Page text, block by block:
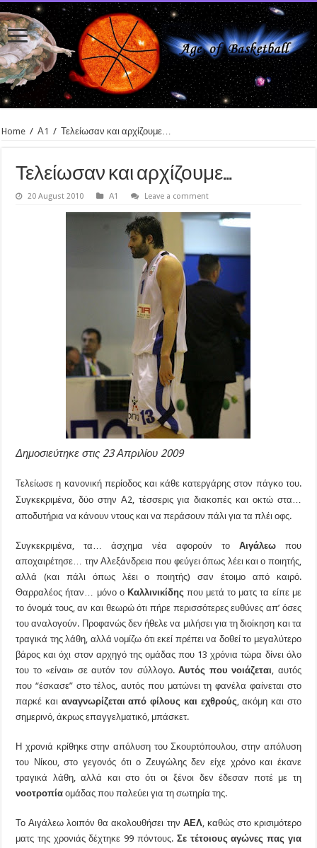
Home / Α1 / Τελείωσαν και αρχίζουμε…
Τελείωσαν και αρχίζουμε…
20 August 2010 Α1 Leave a comment
Δημοσιεύτηκε στις 23 Απριλίου 2009
Τελείωσε η κανονική περίοδος και κάθε κατεργάρης στον πάγκο του.
Συγκεκριμένα, δύο στην Α2, τέσσερις για διακοπές και οκτώ στα…
αποδυτήρια να κάνουν ντους και να περάσουν πάλι για τα πλέι οφς.
Συγκεκριμένα, τα… άσχημα νέα αφορούν το Αιγάλεω που
αποχαιρέτησε… την Αλεξάνδρεια που φεύγει όπως λέει και ο ποιητής,
αλλά (και πάλι όπως λέει ο ποιητής) σαν έτοιμο από καιρό.
Θαρραλέος ήταν… μόνο ο Καλλινικίδης που μετά το ματς τα είπε με
το όνομά τους, αν και θεωρώ ότι πήρε περισσότερες ευθύνες απ’ όσες
του αναλογούν. Προφανώς δεν ήθελε να μιλήσει για τη διοίκηση και τα
τραγικά της λάθη, αλλά νομίζω ότι εκεί πρέπει να δοθεί το μεγαλύτερο
βάρος και όχι στον αρχηγό της ομάδας που 13 χρόνια τώρα δίνει όλο
του το «είναι» σε αυτόν τον σύλλογο.Αυτός που νοιάζεται, αυτός
που “έσκασε” στο τέλος, αυτός που ματώνει τη φανέλα φαίνεται στο
παρκέ και αναγνωρίζεται από φίλους και εχθρούς, ακόμη και στο
σημερινό, άκρως επαγγελματικό, μπάσκετ.
Η χρονιά κρίθηκε στην απόλυση του Σκουρτόπουλου, στην απόλυση
του Νίκου, στο γεγονός ότι ο Ζευγώλης δεν είχε χρόνο και έκανε
τραγικά λάθη, αλλά και στο ότι οι ξένοι δεν έδεσαν ποτέ με τη
νοοτροπίαομάδας που παλεύει για τη σωτηρία της.
Το Αιγάλεω λοιπόν θα ακολουθήσει την ΑΕΛ, καθώς στο κρισιμότερο
ματς της χρονιάς δέχτηκε 99 πόντους. Σε τέτοιους αγώνες πας για